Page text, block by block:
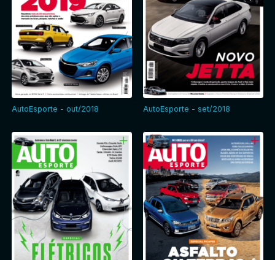
AutoEsporte - out/2018 AutoEsporte - set/2018